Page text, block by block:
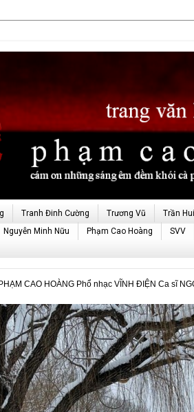
Tranh Đinh Cường Trương Vũ Trần
Nguyễn Minh Nữu Phạm Cao Hoàng SVV
CAO HOÀNG Phổ nhạc VĨNH ĐIỆN Ca sĩ